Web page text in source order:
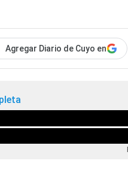
Agregar Diario de Cuyo en